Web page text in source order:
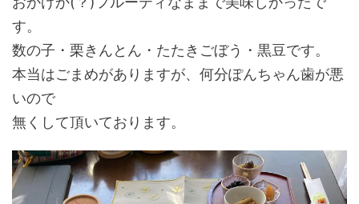
す。
数の子・栗きんとん・たたきごぼう・黒豆です。
本当はごまめがありますが、何分ぽんちゃん歯が悪
いので
無くして頂いております。